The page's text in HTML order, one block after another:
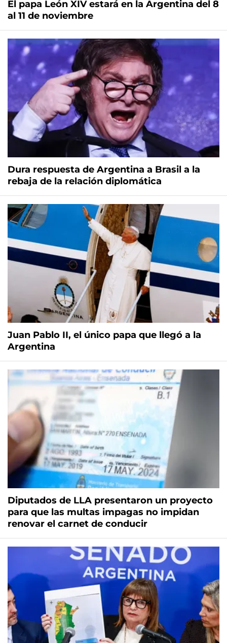
El papa León XIV estará en la Argentina del 8
al 11 de noviembre
Dura respuesta de Argentina a Brasil a la
rebaja de la relación diplomática
Juan Pablo II, el único papa que llegó a la
Argentina
Diputados de LLA presentaron un proyecto
para que las multas impagas no impidan
renovar el carnet de conducir